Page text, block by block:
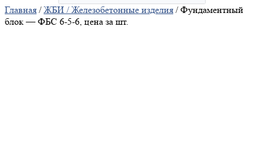
Главная /ЖБИ / Железобетонные изделия / Фундаментный
блок — ФБС 6-5-6, цена за шт.